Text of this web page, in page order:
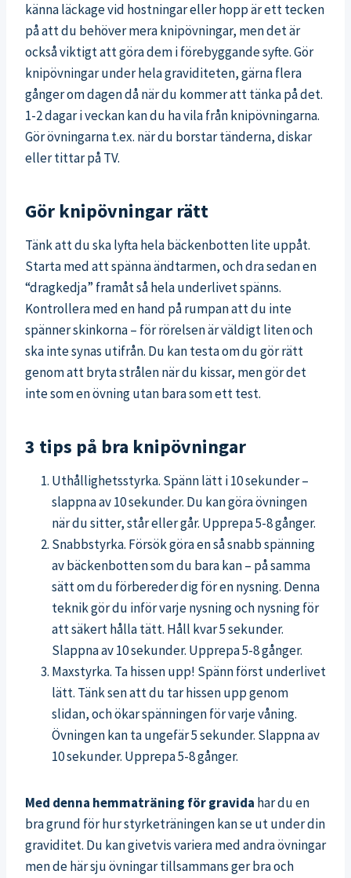
känna läckage vid hostningar eller hopp är ett tecken
på att du behöver mera knipövningar, men det är
också viktigt att göra dem i förebyggande syfte. Gör
knipövningar under hela graviditeten, gärna flera
gånger om dagen då när du kommer att tänka på det.
1-2 dagar i veckan kan du ha vila från knipövningarna.
Gör övningarna t.ex. när du borstar tänderna, diskar
eller tittar på TV.
Gör knipövningar rätt
Tänk att du ska lyfta hela bäckenbotten lite uppåt.
Starta med att spänna ändtarmen, och dra sedan en
“dragkedja” framåt så hela underlivet spänns.
Kontrollera med en hand på rumpan att du inte
spänner skinkorna – för rörelsen är väldigt liten och
ska inte synas utifrån. Du kan testa om du gör rätt
genom att bryta strålen när du kissar, men gör det
inte som en övning utan bara som ett test.
3 tips på bra knipövningar
Uthållighetsstyrka. Spänn lätt i 10 sekunder –
slappna av 10 sekunder. Du kan göra övningen
när du sitter, står eller går. Upprepa 5-8 gånger.
Snabbstyrka. Försök göra en så snabb spänning
av bäckenbotten som du bara kan – på samma
sätt om du förbereder dig för en nysning. Denna
teknik gör du inför varje nysning och nysning för
att säkert hålla tätt. Håll kvar 5 sekunder.
Slappna av 10 sekunder. Upprepa 5-8 gånger.
Maxstyrka. Ta hissen upp! Spänn först underlivet
lätt. Tänk sen att du tar hissen upp genom
slidan, och ökar spänningen för varje våning.
Övningen kan ta ungefär 5 sekunder. Slappna av
10 sekunder. Upprepa 5-8 gånger.
Med denna hemmaträning för gravida har du en
bra grund för hur styrketräningen kan se ut under din
graviditet. Du kan givetvis variera med andra övningar
men de här sju övningar tillsammans ger bra och